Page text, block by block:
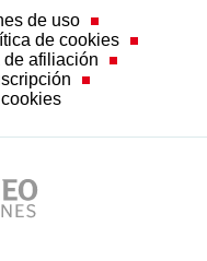
de uso
de cookies
afiliación